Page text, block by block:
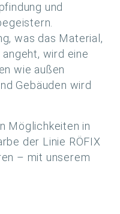
und
was das Material,
wird eine
wie außen
Gebäuden wird
Möglichkeiten in
der Linie RÖFIX
– mit unserem